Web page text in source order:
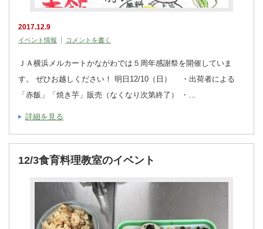
2017.12.9
イベント情報 コメントを書く
ＪＡ横浜メルカートかながわでは５周年感謝祭を開催していま
す。 ぜひお越しください！ 明日12/10（日） ・出荷者による
「赤飯」「焼き芋」販売（なくなり次第終了） ・…
詳細を見る
12/3食育料理教室のイベント